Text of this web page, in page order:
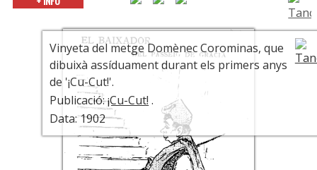
¡Cu-Cut!
Vinyeta del metge Domènec Corominas, que
dibuixà assíduament durant els primers anys
de '¡Cu-Cut!'.
Publicació:¡Cu-Cut! .
Data: 1902